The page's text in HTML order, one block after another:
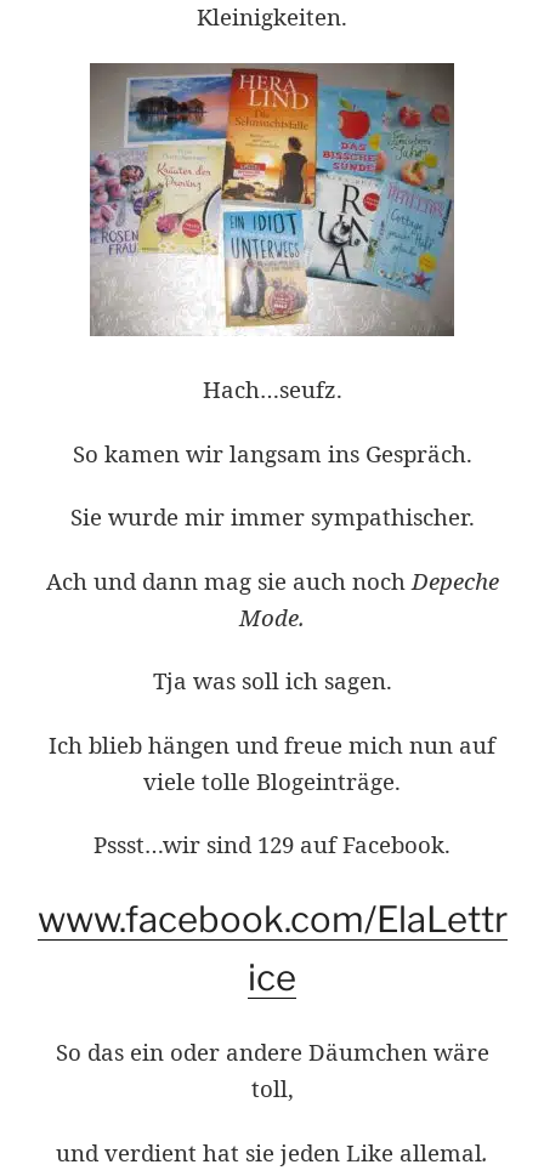
Kleinigkeiten.
Hach…seufz.
So kamen wir langsam ins Gespräch.
Sie wurde mir immer sympathischer.
Ach und dann mag sie auch noch Depeche
Mode.
Tja was soll ich sagen.
Ich blieb hängen und freue mich nun auf
viele tolle Blogeinträge.
Pssst…wir sind 129 auf Facebook.
www.facebook.com/ElaLettr
ice
So das ein oder andere Däumchen wäre
toll,
und verdient hat sie jeden Like allemal.